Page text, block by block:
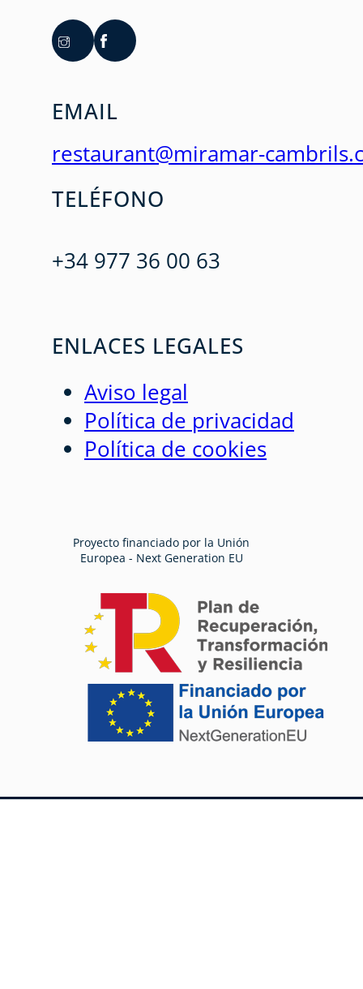
EMAIL
restaurant@miramar-
TELÉFONO
+34 977 36 00 63
ENLACES LEGALES
Aviso legal
Política de privacidad
Política de cookies
Proyecto financiado por la Unión
Europea - Next Generation EU